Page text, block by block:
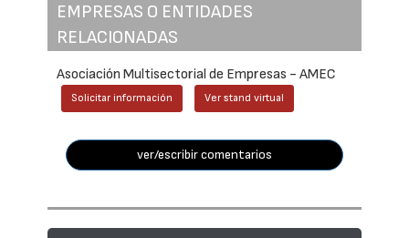
EMPRESAS O ENTIDADES
RELACIONADAS
Asociación Multisectorial de Empresas - AMEC
Solicitar información Ver stand virtual
ver/escribir comentarios